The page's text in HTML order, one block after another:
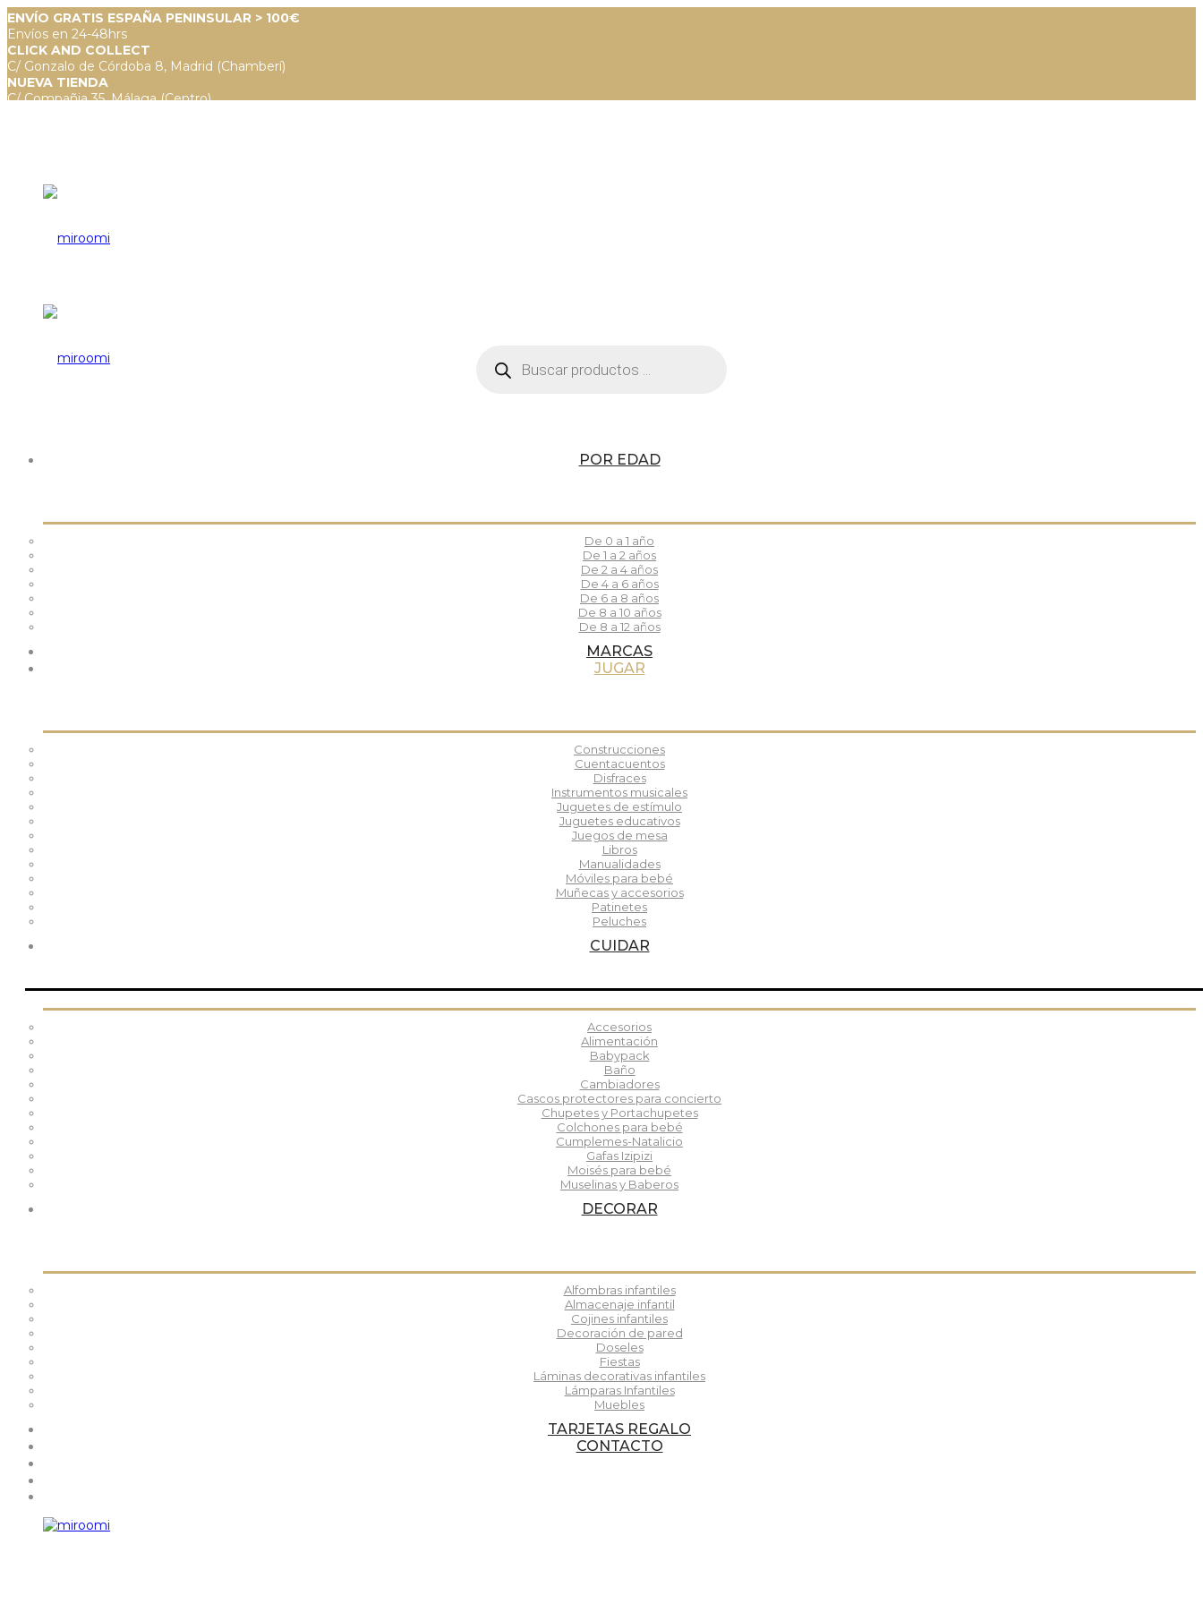
ENVÍO GRATIS ESPAÑA PENINSULAR > 100€
Envíos en 24-48hrs
CLICK AND COLLECT
C/ Gonzalo de Córdoba 8, Madrid (Chamberí)
NUEVA TIENDA
C/ Compañia 35, Málaga (Centro)
productos
POR EDAD
De 0 a 1 año
De 1 a 2 años
De 2 a 4 años
De 4 a 6 años
De 6 a 8 años
De 8 a 10 años
De 8 a 12 años
MARCAS
JUGAR
Construcciones
Cuentacuentos
Disfraces
Instrumentos musicales
Juguetes de estímulo
Juguetes educativos
Juegos de mesa
Libros
Manualidades
Móviles para bebé
Muñecas y accesorios
Patinetes
Peluches
CUIDAR
Accesorios
Alimentación
Babypack
Baño
Cambiadores
Cascos protectores para concierto
Chupetes y Portachupetes
Colchones para bebé
Cumplemes-Natalicio
Gafas Izipizi
Moisés para bebé
Muselinas y Baberos
DECORAR
Alfombras infantiles
Almacenaje infantil
Cojines infantiles
Decoración de pared
Doseles
Fiestas
Láminas decorativas infantiles
Lámparas Infantiles
Muebles
TARJETAS REGALO
CONTACTO